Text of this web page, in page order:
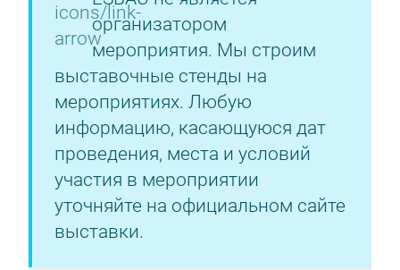
организатором
мероприятия. Мы строим
выставочные стенды на
мероприятиях. Любую
информацию, касающуюся дат
проведения, места и условий
участия в мероприятии
уточняйте на официальном сайте
выставки.